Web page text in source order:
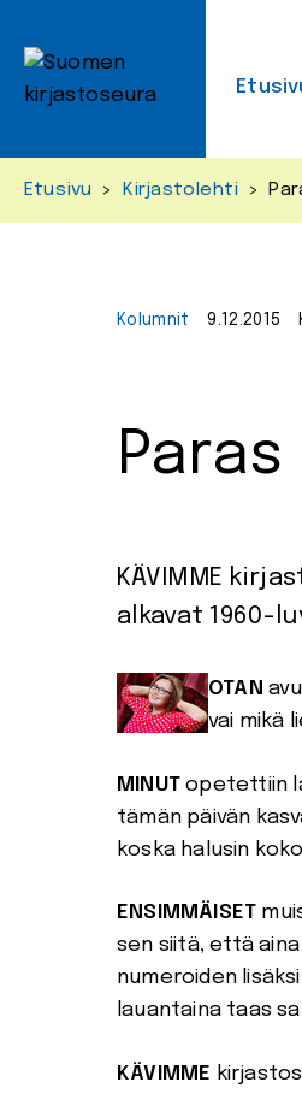
Etusivu > Kirjastolehti >
Kolumnit 9.12.2015
KÄVIMME
alkavat 1960-
OTAN
vai mikä
MINUT opetettiin
tämän päivän
koska halusin
ENSIMMÄISET
sen siitä, että
numeroiden
lauantaina taas
KÄVIMME